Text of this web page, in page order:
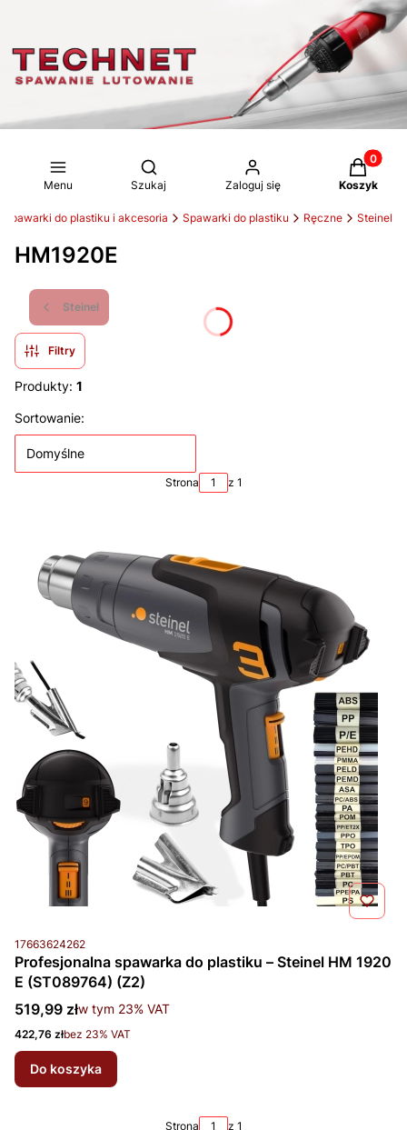
Menu
Otwórz wyszukiwarkę
Szukaj Zaloguj się Koszyk
Spawarki do plastiku i akcesoria Spawarki do plastiku Ręczne Steinel
HM1920E
Steinel
Filtry
Produkty: 1
Lista produktów
Sortowanie:
Domyślne
Strona z 1
Kod produktu
17663624262
Profesjonalna spawarka do plastiku – Steinel HM 1920
E (ST089764) (Z2)
Cena brutto
519,99 złw tym %s VAT
w tym 23% VAT
Cena netto
422,76 złbez 23% VAT
Do koszyka
Strona z 1